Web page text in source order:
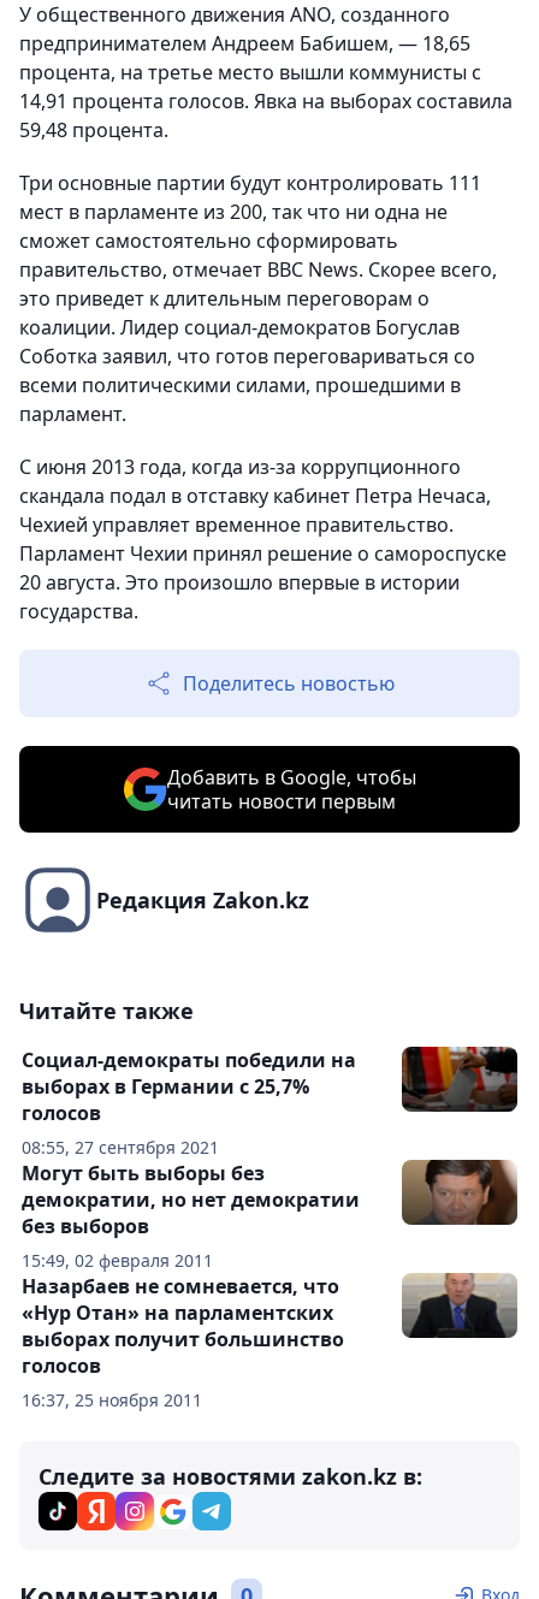
У общественного движения ANO, созданного
предпринимателем Андреем Бабишем, — 18,65
процента, на третье место вышли коммунисты с
14,91 процента голосов. Явка на выборах составила
59,48 процента.
Три основные партии будут контролировать 111
мест в парламенте из 200, так что ни одна не
сможет самостоятельно сформировать
правительство, отмечает BBC News. Скорее всего,
это приведет к длительным переговорам о
коалиции. Лидер социал-демократов Богуслав
Соботка заявил, что готов переговариваться со
всеми политическими силами, прошедшими в
парламент.
С июня 2013 года, когда из-за коррупционного
скандала подал в отставку кабинет Петра Нечаса,
Чехией управляет временное правительство.
Парламент Чехии принял решение о самороспуске
20 августа. Это произошло впервые в истории
государства.
Поделитесь новостью
Добавить в Google, чтобы
читать новости первым
Редакция Zakon.kz
Читайте также
08:55, 27 сентября 2021
Социал-демократы победили на
выборах в Германии с 25,7%
голосов
15:49, 02 февраля 2011
Могут быть выборы без
демократии, но нет демократии
без выборов
16:37, 25 ноября 2011
Назарбаев не сомневается, что
«Нур Отан» на парламентских
выборах получит большинство
голосов
Следите за новостями zakon.kz в: